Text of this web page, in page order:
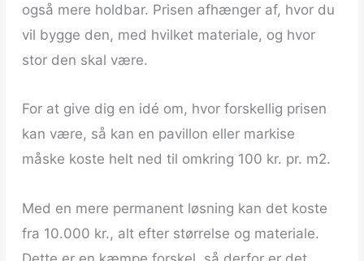
også mere holdbar. Prisen afhænger af, hvor du
vil bygge den, med hvilket materiale, og hvor
stor den skal være.
For at give dig en idé om, hvor forskellig prisen
kan være, så kan en pavillon eller markise
måske koste helt ned til omkring 100 kr. pr. m2.
Med en mere permanent løsning kan det koste
fra 10.000 kr., alt efter størrelse og materiale.